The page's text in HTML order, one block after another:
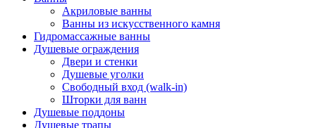
Акриловые ванны
Ванны из искусственного камня
Гидромассажные ванны
Душевые ограждения
Двери и стенки
Душевые уголки
Свободный вход (walk-in)
Шторки для ванн
Душевые поддоны
Душевые трапы